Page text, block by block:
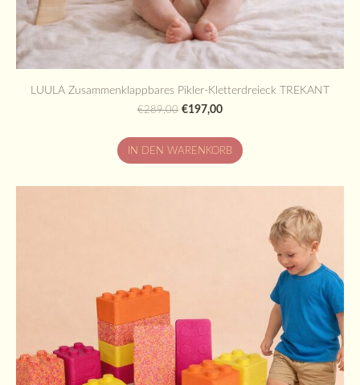
LUULA Zusammenklappbares Pikler-Kletterdreieck TREKANT
€289,00 €197,00
IN DEN WARENKORB